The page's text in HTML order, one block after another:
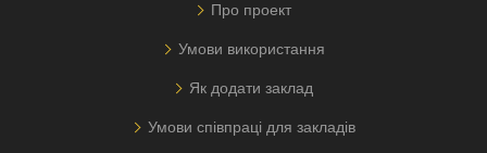
Про проект
Умови використання
Як додати заклад
Умови співпраці для закладів